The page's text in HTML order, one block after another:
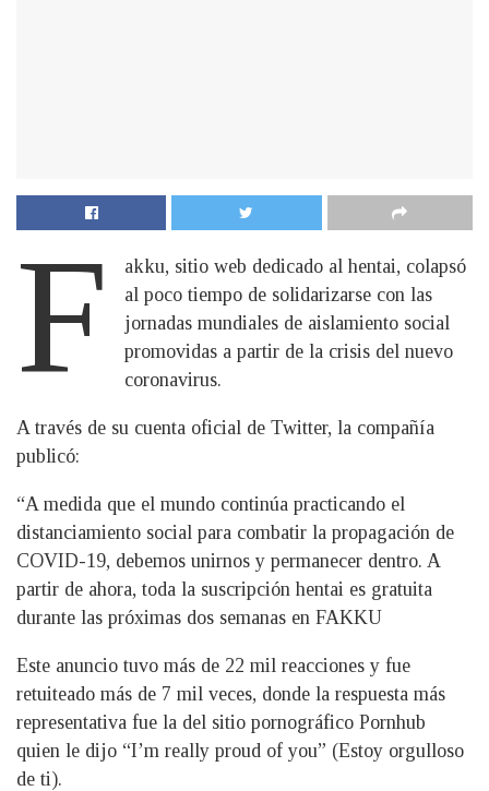
F
akku, sitio web dedicado al hentai, colapsó
al poco tiempo de solidarizarse con las
jornadas mundiales de aislamiento social
promovidas a partir de la crisis del nuevo
coronavirus.
A través de su cuenta oficial de Twitter, la compañía
publicó:
“A medida que el mundo continúa practicando el
distanciamiento social para combatir la propagación de
COVID-19, debemos unirnos y permanecer dentro. A
partir de ahora, toda la suscripción hentai es gratuita
durante las próximas dos semanas en FAKKU
Este anuncio tuvo más de 22 mil reacciones y fue
retuiteado más de 7 mil veces, donde la respuesta más
representativa fue la del sitio pornográfico Pornhub
quien le dijo “I’m really proud of you” (Estoy orgulloso
de ti).